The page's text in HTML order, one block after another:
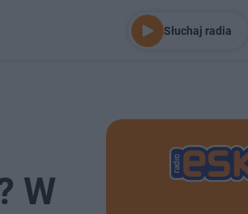
Słuchaj radia
W